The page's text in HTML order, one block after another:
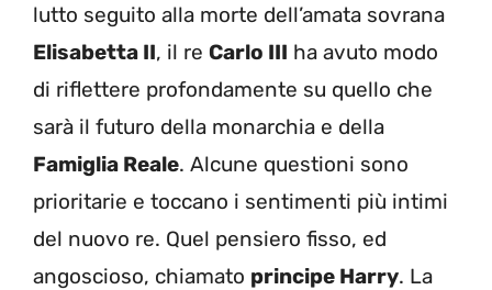
lutto seguito alla morte dell’amata sovrana
Elisabetta II, il re Carlo III ha avuto modo
di riflettere profondamente su quello che
sarà il futuro della monarchia e della
Famiglia Reale. Alcune questioni sono
prioritarie e toccano i sentimenti più intimi
del nuovo re. Quel pensiero fisso, ed
angoscioso, chiamato principe Harry. La